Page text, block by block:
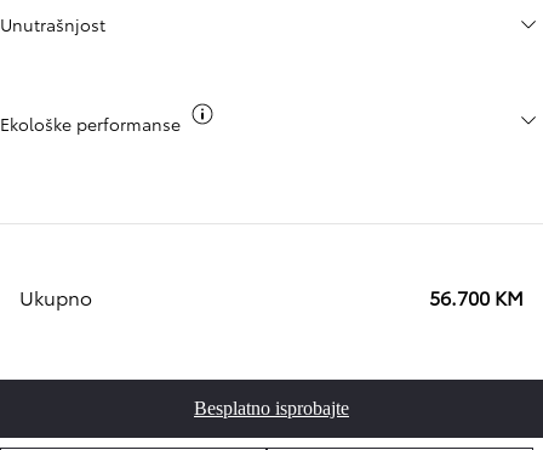
Unutrašnjost
Ekološke performanse
Ukupno 56.700 KM
Besplatno isprobajte